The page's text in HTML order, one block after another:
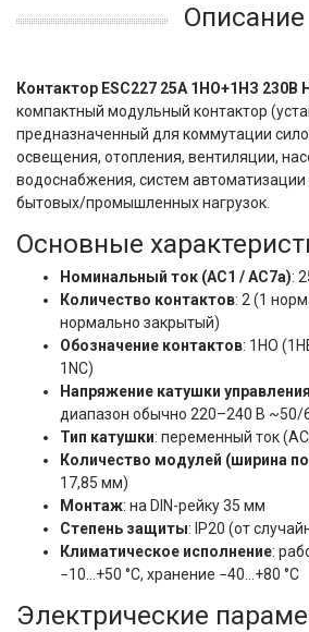
Описание
Контактор ESC227 25А 1НО+1НЗ 230В
компактный модульный контактор
предназначенный для коммутации
освещения, отопления, вентиляции,
водоснабжения, систем автоматизации
бытовых/промышленных нагрузок.
Основные
Номинальный ток (AC1 / AC7a):
Количество контактов: 2 (1
нормально закрытый)
Обозначение контактов: 1НО
1NC)
Напряжение катушки управления
диапазон обычно 220–240 В ~50/
Тип катушки: переменный ток
Количество модулей (ширина по
17,85 мм)
Монтаж: на DIN-рейку 35 мм
Степень защиты: IP20 (от
Климатическое исполнение:
−10…+50 °C, хранение −40…+80 °C
Электрические